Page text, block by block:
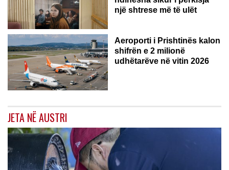
një shtrese më të ulët
Aeroporti i Prishtinës kalon
shifrën e 2 milionë
udhëtarëve në vitin 2026
JETA NË AUSTRI